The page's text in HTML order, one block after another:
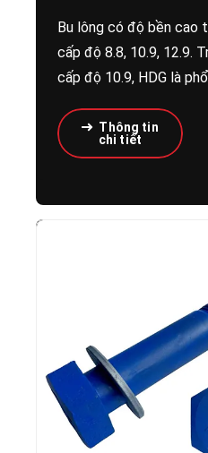
Bu lông có độ bền cao
cấp độ 8.8, 10.9, 12.9.
cấp độ 10.9, HDG là
Thông tin
chi tiết